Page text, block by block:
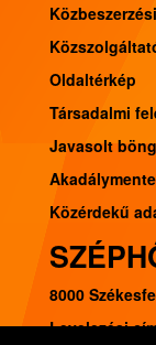
Oldaltérkép
Társadalmi
Javasolt
Közérdekű
8000
Levelezési